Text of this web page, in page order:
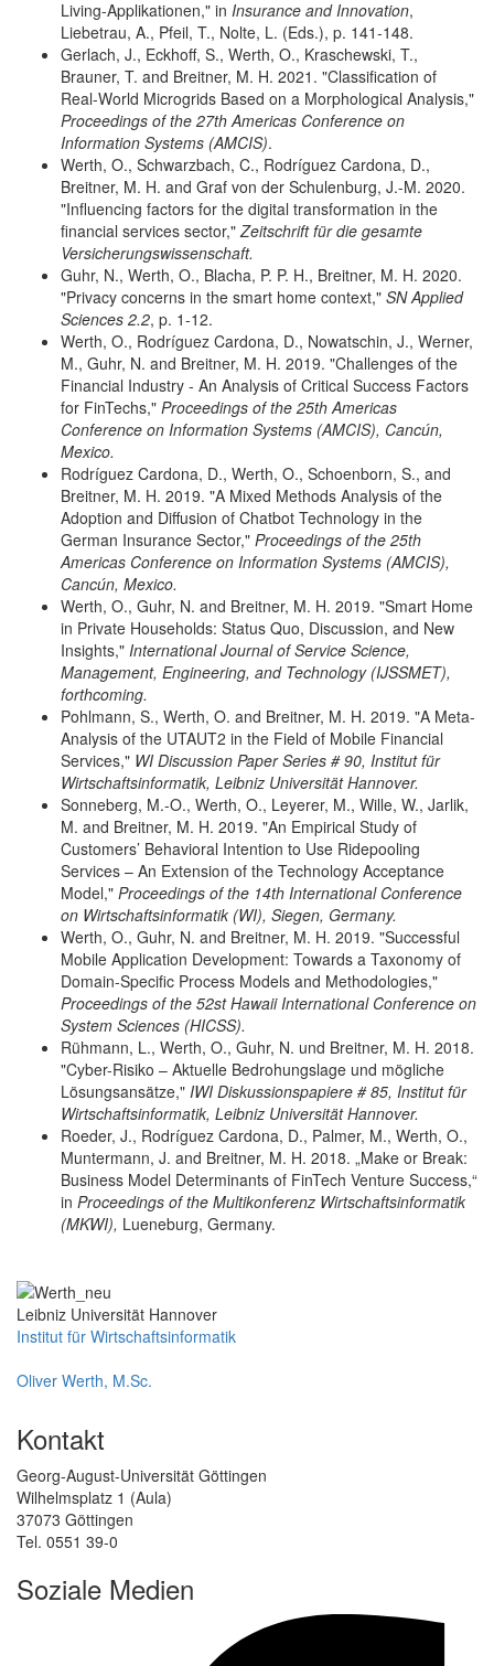
Living-Applikationen," in Insurance and Innovation,
Liebetrau, A., Pfeil, T., Nolte, L. (Eds.), p. 141-148.
Gerlach, J., Eckhoff, S., Werth, O., Kraschewski, T.,
Brauner, T. and Breitner, M. H. 2021. "Classification of
Real-World Microgrids Based on a Morphological Analysis,"
Proceedings of the 27th Americas Conference on
Information Systems (AMCIS).
Werth, O., Schwarzbach, C., Rodríguez Cardona, D.,
Breitner, M. H. and Graf von der Schulenburg, J.-M. 2020.
"Influencing factors for the digital transformation in the
financial services sector," Zeitschrift für die gesamte
Versicherungswissenschaft.
Guhr, N., Werth, O., Blacha, P. P. H., Breitner, M. H. 2020.
"Privacy concerns in the smart home context," SN Applied
Sciences 2.2, p. 1-12.
Werth, O., Rodríguez Cardona, D., Nowatschin, J., Werner,
M., Guhr, N. and Breitner, M. H. 2019. "Challenges of the
Financial Industry - An Analysis of Critical Success Factors
for FinTechs," Proceedings of the 25th Americas
Conference on Information Systems (AMCIS), Cancún,
Mexico.
Rodríguez Cardona, D., Werth, O., Schoenborn, S., and
Breitner, M. H. 2019. "A Mixed Methods Analysis of the
Adoption and Diffusion of Chatbot Technology in the
German Insurance Sector," Proceedings of the 25th
Americas Conference on Information Systems (AMCIS),
Cancún, Mexico.
Werth, O., Guhr, N. and Breitner, M. H. 2019. "Smart Home
in Private Households: Status Quo, Discussion, and New
Insights," International Journal of Service Science,
Management, Engineering, and Technology (IJSSMET),
forthcoming.
Pohlmann, S., Werth, O. and Breitner, M. H. 2019. "A Meta-
Analysis of the UTAUT2 in the Field of Mobile Financial
Services," WI Discussion Paper Series # 90, Institut für
Wirtschaftsinformatik, Leibniz Universität Hannover.
Sonneberg, M.-O., Werth, O., Leyerer, M., Wille, W., Jarlik,
M. and Breitner, M. H. 2019. "An Empirical Study of
Customers’ Behavioral Intention to Use Ridepooling
Services – An Extension of the Technology Acceptance
Model," Proceedings of the 14th International Conference
on Wirtschaftsinformatik (WI), Siegen, Germany.
Werth, O., Guhr, N. and Breitner, M. H. 2019. "Successful
Mobile Application Development: Towards a Taxonomy of
Domain-Specific Process Models and Methodologies,"
Proceedings of the 52st Hawaii International Conference on
System Sciences (HICSS).
Rühmann, L., Werth, O., Guhr, N. und Breitner, M. H. 2018.
"Cyber-Risiko – Aktuelle Bedrohungslage und mögliche
Lösungsansätze," IWI Diskussionspapiere # 85, Institut für
Wirtschaftsinformatik, Leibniz Universität Hannover.
Roeder, J., Rodríguez Cardona, D., Palmer, M., Werth, O.,
Muntermann, J. and Breitner, M. H. 2018. „Make or Break:
Business Model Determinants of FinTech Venture Success,“
in Proceedings of the Multikonferenz Wirtschaftsinformatik
(MKWI), Lueneburg, Germany.
Leibniz Universität Hannover
Institut für Wirtschaftsinformatik
Oliver Werth, M.Sc.
Kontakt
Georg-August-Universität Göttingen
Wilhelmsplatz 1 (Aula)
37073 Göttingen
Tel. 0551 39-0
Soziale Medien